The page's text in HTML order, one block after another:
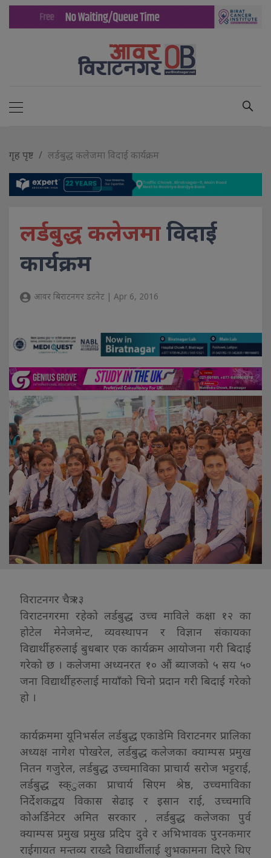
गृह पृष्ट लर्डबुद्ध कलेजमा विदाई कार्यक्रम
लर्डबुद्ध कलेजमाविदाई
कार्यक्रम
आवर बिराटनगर डटनेट | Apr 6, 2016
विराटनगर चैत्र १३
विराटनगरमा रहेको लर्डबुद्ध उच्च माविले कक्षा १२ का
होटेल मेनेजमेन्ट, व्यवस्थापन र विज्ञान संकायका
विद्यार्थीहरुलाई बुधबार एक कार्यक्रम आयोजना गरी बिदाई
गरेको छ । कलेजमा अध्यनरत १० औं ब्याजको ५ सय ५०
जना विद्यार्थीहरुलाई मायाँको चिनो प्रदान गरी बिदाई गरेको
हो ।
कार्यक्रममा यूनिभर्सल लर्डबुद्ध एकाडेमि विराटनगर प्रालिका
अध्यक्ष नागेश पोखरेल, लर्डबुद्ध कलेजका क्याम्पस प्रमुख
नितन गजुरेल, लर्डबुद्ध उच्चमाविका प्राचार्य सरोज भट्टराई,
लर्डबुद्ध स्क्ुलका प्राचार्य सिएम श्रेष्ठ, उच्चमाविका
निर्देशकद्वय विकास सेढाइ र इसान राई, उच्चमावि
कोअर्डिनेटर अमित सरकार , लर्डबुद्ध कलेजका पुर्व
क्याम्पस प्रमुख प्रमुख प्रदिप दुवे र अभिभावक पुरनकमार
राईगायत मन्तव्य राख्दै विद्यार्थीलाई शुभकामना दिएरे थिए